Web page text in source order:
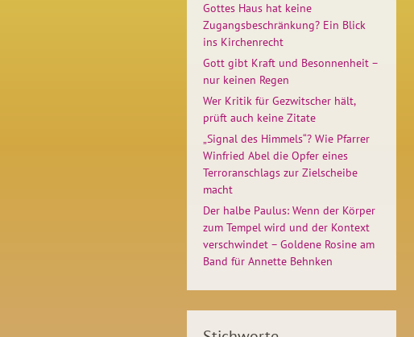
Gottes Haus hat keine
Zugangsbeschränkung? Ein Blick
ins Kirchenrecht
Gott gibt Kraft und Besonnenheit –
nur keinen Regen
Wer Kritik für Gezwitscher hält,
prüft auch keine Zitate
„Signal des Himmels“? Wie Pfarrer
Winfried Abel die Opfer eines
Terroranschlags zur Zielscheibe
macht
Der halbe Paulus: Wenn der Körper
zum Tempel wird und der Kontext
verschwindet – Goldene Rosine am
Band für Annette Behnken